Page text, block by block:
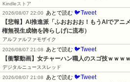
Kindleストア
2026/08/07 22:00
あとで読む 🐦Tweet
【悲報】AI推進派「ふおおおお！もうAIでアニ
権無視生成物を誇らしげに流布）
アルファルファモザイク
2026/08/07 21:08
あとで読む 🐦Tweet
【衝撃動画】女チャーハン職人のスゴ技ｗｗｗ
デジタルニューススレッド
2026/08/07 21:08
あとで読む 🐦Tweet